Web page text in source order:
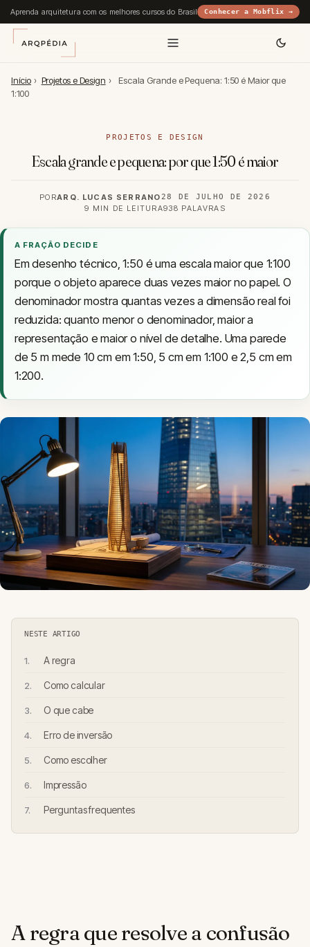
Aprenda arquitetura com os melhores cursos do Brasil Conhecer a Mobflix →
Início › Projetos e Design ›
Escala Grande e Pequena: 1:50 é Maior que
1:100
PROJETOS E DESIGN
Escala grande e pequena: por que 1:50 é maior
PORARQ. LUCAS SERRANO28 DE JULHO DE 2026
9 MIN DE LEITURA938 PALAVRAS
A FRAÇÃO DECIDE
Em desenho técnico, 1:50 é uma escala maior que 1:100
porque o objeto aparece duas vezes maior no papel. O
denominador mostra quantas vezes a dimensão real foi
reduzida: quanto menor o denominador, maior a
representação e maior o nível de detalhe. Uma parede
de 5 m mede 10 cm em 1:50, 5 cm em 1:100 e 2,5 cm em
1:200.
NESTE ARTIGO
A regra
Como calcular
O que cabe
Erro de inversão
Como escolher
Impressão
Perguntas frequentes
A regra que resolve a confusão